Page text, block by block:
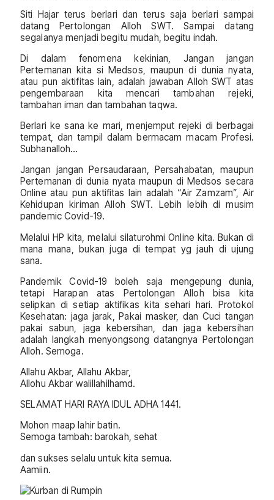
Siti Hajar terus berlari dan terus saja berlari sampai
datang Pertolongan Alloh SWT. Sampai datang
segalanya menjadi begitu mudah, begitu indah.
Di dalam fenomena kekinian, Jangan jangan
Pertemanan kita si Medsos, maupun di dunia nyata,
atau pun aktifitas lain, adalah jawaban Alloh SWT atas
pengembaraan kita mencari tambahan rejeki,
tambahan iman dan tambahan taqwa.
Berlari ke sana ke mari, menjemput rejeki di berbagai
tempat, dan tampil dalam bermacam macam Profesi.
Subhanalloh…
Jangan jangan Persaudaraan, Persahabatan, maupun
Pertemanan di dunia nyata maupun di Medsos secara
Online atau pun aktifitas lain adalah “Air Zamzam”, Air
Kehidupan kiriman Alloh SWT. Lebih lebih di musim
pandemic Covid-19.
Melalui HP kita, melalui silaturohmi Online kita. Bukan di
mana mana, bukan juga di tempat yg jauh di ujung
sana.
Pandemik Covid-19 boleh saja mengepung dunia,
tetapi Harapan atas Pertolongan Alloh bisa kita
selipkan di setiap aktifikas kita sehari hari. Protokol
Kesehatan: jaga jarak, Pakai masker, dan Cuci tangan
pakai sabun, jaga kebersihan, dan jaga kebersihan
adalah langkah menyongsong datangnya Pertolongan
Alloh. Semoga.
Allahu Akbar, Allahu Akbar,
Allohu Akbar walillahilhamd.
SELAMAT HARI RAYA IDUL ADHA 1441.
Mohon maap lahir batin.
Semoga tambah: barokah, sehat
dan sukses selalu untuk kita semua.
Aamiin.